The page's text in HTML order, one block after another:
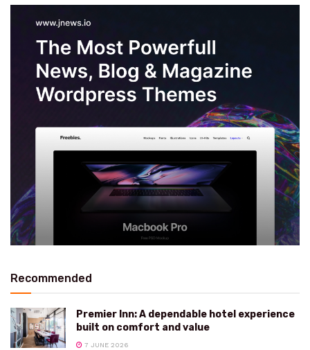
Recommended
Premier Inn: A dependable hotel experience
built on comfort and value
7 JUNE 2026